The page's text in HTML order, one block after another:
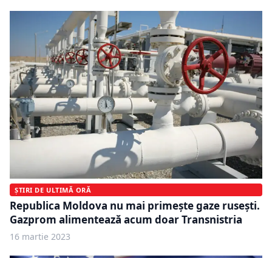
ȘTIRI DE ULTIMĂ ORĂ
Republica Moldova nu mai primeşte gaze ruseşti.
Gazprom alimentează acum doar Transnistria
16 martie 2023